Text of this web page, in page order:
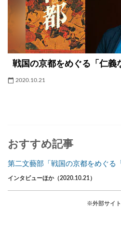
戦国の京都をめぐる「仁義
2020.10.21
おすすめ記事
第二文藝部「戦国の京都をめぐる
インタビューほか（2020.10.21）
※外部サイ